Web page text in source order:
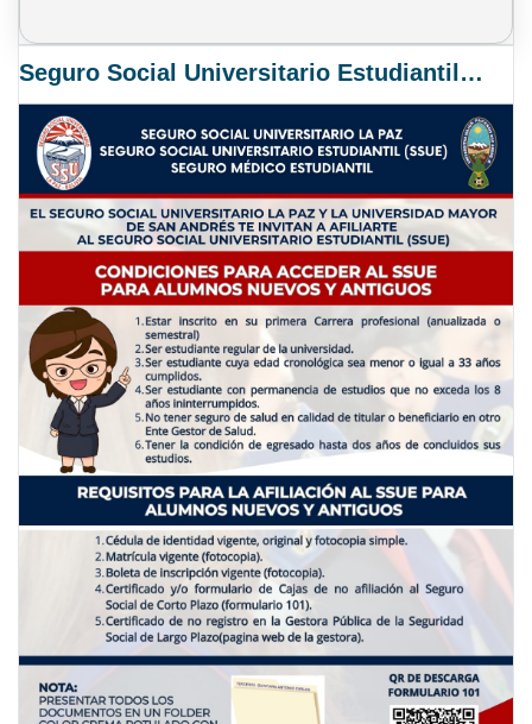
Seguro Social Universitario Estudiantil SSUE